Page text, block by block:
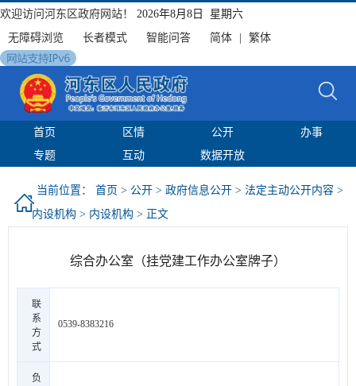
欢迎访问河东区政府网站！
2026年8月8日 星期六
无障碍浏览
长者模式 智能问答 简体 繁体
首页 区情 公开
办事
专题
互动 数据开放
当前位置： 首页 > 公开 > 政府信息公开 > 法定主动公开内容 >
内设机构 > 内设机构 > 正文
综合办公室（挂党建工作办公室牌子）
联
系
方
式
0539-8383216
负